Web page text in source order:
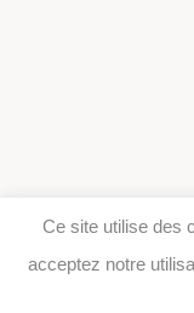
Ce site utilise des
acceptez notre